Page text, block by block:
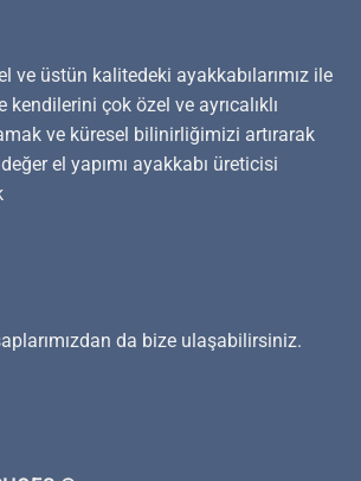
ve üstün kalitedeki ayakkabılarımız ile
çok özel ve ayrıcalıklı
ve küresel bilinirliğimizi artırarak
el yapımı ayakkabı üreticisi
da bize ulaşabilirsiniz.